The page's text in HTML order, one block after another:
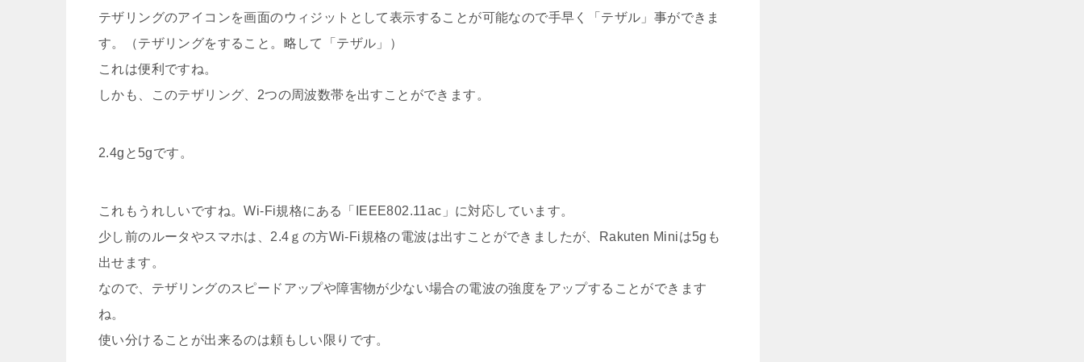
テザリングのアイコンを画面のウィジットとして表示することが可能なので手早く「テザル」事ができま
す。（テザリングをすること。略して「テザル」）
これは便利ですね。
しかも、このテザリング、2つの周波数帯を出すことができます。
2.4gと5gです。
これもうれしいですね。Wi-Fi規格にある「IEEE802.11ac」に対応しています。
少し前のルータやスマホは、2.4ｇの方Wi-Fi規格の電波は出すことができましたが、Rakuten Miniは5gも
出せます。
なので、テザリングのスピードアップや障害物が少ない場合の電波の強度をアップすることができます
ね。
使い分けることが出来るのは頼もしい限りです。